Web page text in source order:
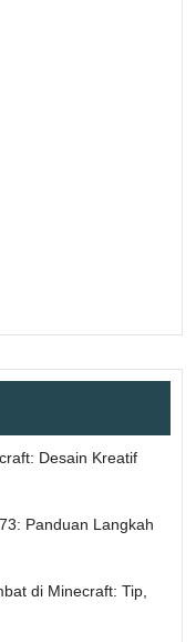
Desain Kreatif
Panduan Langkah
di Minecraft: Tip,